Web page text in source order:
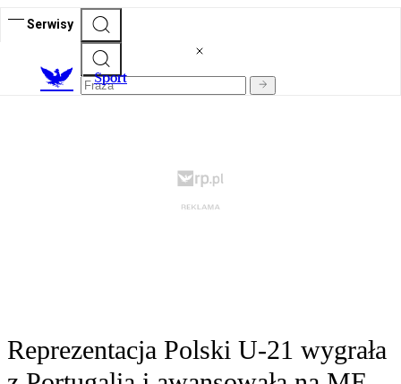
Serwisy
Sport
Reprezentacja Polski U-21 wygrała